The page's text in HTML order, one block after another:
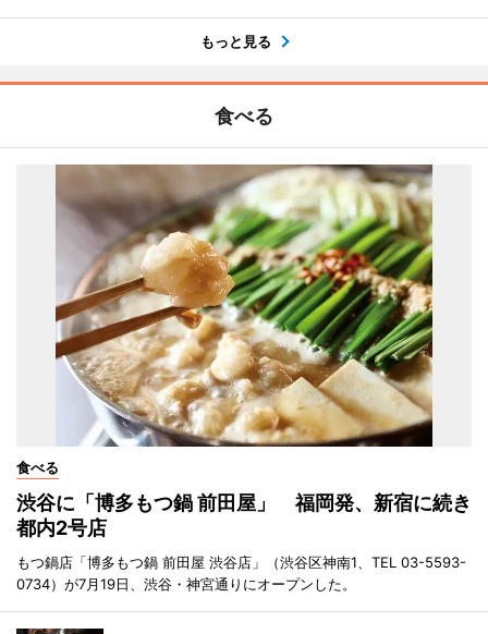
もっと見る
食べる
食べる
渋谷に「博多もつ鍋 前田屋」 福岡発、新宿に続き
都内2号店
もつ鍋店「博多もつ鍋 前田屋 渋谷店」（渋谷区神南1、TEL 03-5593-
0734）が7月19日、渋谷・神宮通りにオープンした。